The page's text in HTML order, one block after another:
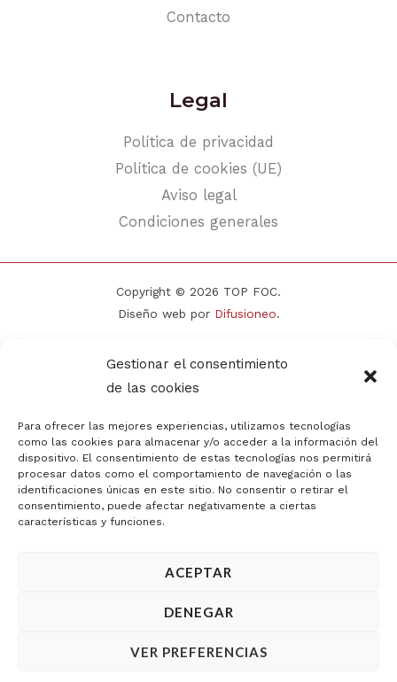
Gestionar el consentimiento
de las cookies
Para ofrecer las mejores experiencias, utilizamos tecnologías
como las cookies para almacenar y/o acceder a la información del
dispositivo. El consentimiento de estas tecnologías nos permitirá
procesar datos como el comportamiento de navegación o las
identificaciones únicas en este sitio. No consentir o retirar el
consentimiento, puede afectar negativamente a ciertas
características y funciones.
ACEPTAR
DENEGAR
VER PREFERENCIAS
Contacto
Legal
Política de privacidad
Política de cookies (UE)
Aviso legal
Condiciones generales
Copyright © 2026 TOP FOC.
Diseño web por Difusioneo.